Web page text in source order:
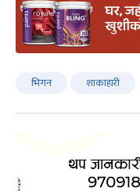
भिगन शाकाहारी